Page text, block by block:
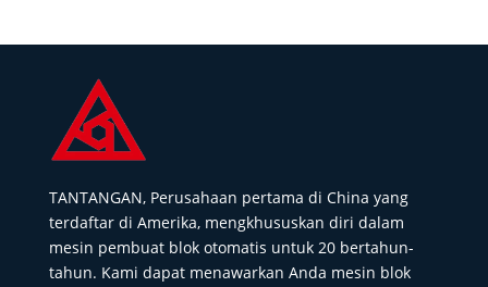
TANTANGAN, Perusahaan pertama di China yang
terdaftar di Amerika, mengkhususkan diri dalam
mesin pembuat blok otomatis untuk 20 bertahun-
tahun. Kami dapat menawarkan Anda mesin blok